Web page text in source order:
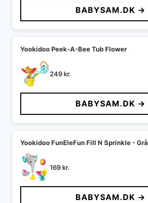
BABYSAM.DK →
Yookidoo Peek-A-Bee Tub Flower
249kr.
BABYSAM.DK →
Yookidoo FunEleFun Fill N Sprinkle - Grå
169kr.
BABYSAM.DK →